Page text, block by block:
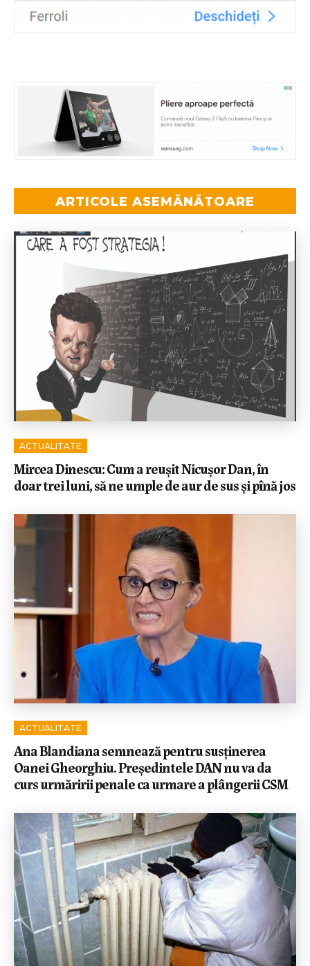
ARTICOLE ASEMĂNĂTOARE
ACTUALITATE
Mircea Dinescu: Cum a reușit Nicușor Dan, în
doar trei luni, să ne umple de aur de sus și pînă jos
ACTUALITATE
Ana Blandiana semnează pentru susținerea
Oanei Gheorghiu. Președintele DAN nu va da
curs urmăririi penale ca urmare a plângerii CSM